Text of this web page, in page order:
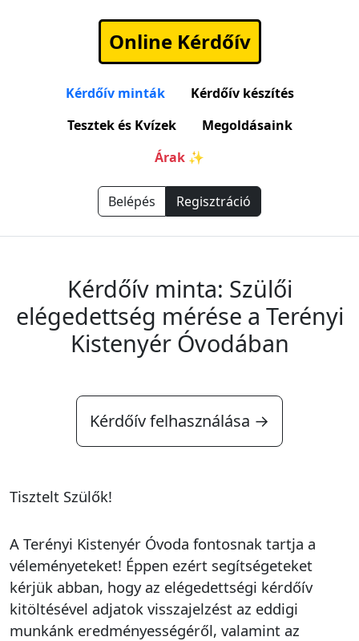
Online Kérdőív
Kérdőív minták
Kérdőív készítés
Tesztek és Kvízek
Megoldásaink
Árak ✨
Belépés Regisztráció
Kérdőív minta: Szülői
elégedettség mérése a Terényi
Kistenyér Óvodában
Kérdőív felhasználása →
Tisztelt Szülők!
A Terényi Kistenyér Óvoda fontosnak tartja a
véleményeteket! Éppen ezért segítségeteket
kérjük abban, hogy az elégedettségi kérdőív
kitöltésével adjatok visszajelzést az eddigi
munkánk eredményességéről, valamint az